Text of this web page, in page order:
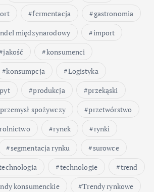
fermentacja
gastronomia
międzynarodowy
import
jakość
konsumenci
konsumpcja
Logistyka
produkcja
przekąski
przemysł spożywczy
przetwórstwo
rolnictwo rynek
rynki
segmentacja rynku
surowce
technologie
trend
konsumenckie
Trendy rynkowe